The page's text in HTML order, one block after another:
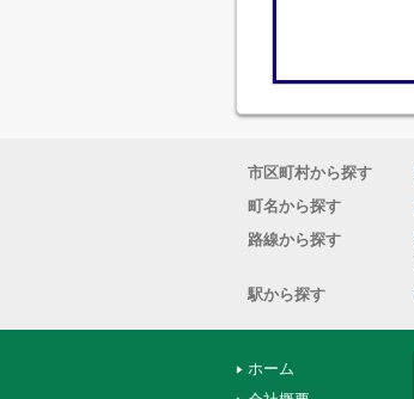
市区町村から探す
町名から探す
路線から探す
駅から探す
ホーム